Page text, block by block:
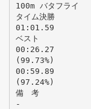
100m バタフライ
タイム決勝
01:01.59
ベスト
00:26.27
(99.73%)
00:59.89
(97.24%)
備 考
-